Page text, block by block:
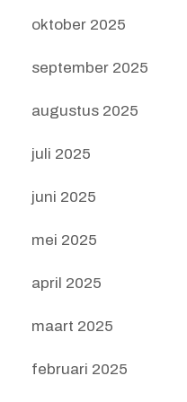
oktober 2025
september 2025
augustus 2025
juli 2025
juni 2025
mei 2025
april 2025
maart 2025
februari 2025